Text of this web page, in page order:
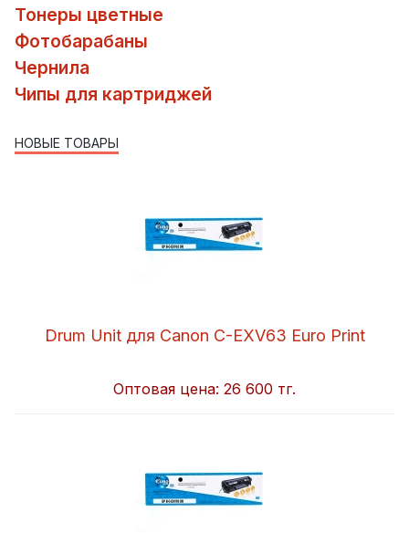
Тонеры цветные
Фотобарабаны
Чернила
Чипы для картриджей
НОВЫЕ ТОВАРЫ
Drum Unit для Canon C-EXV63 Euro Print
Оптовая цена: 26 600 тг.